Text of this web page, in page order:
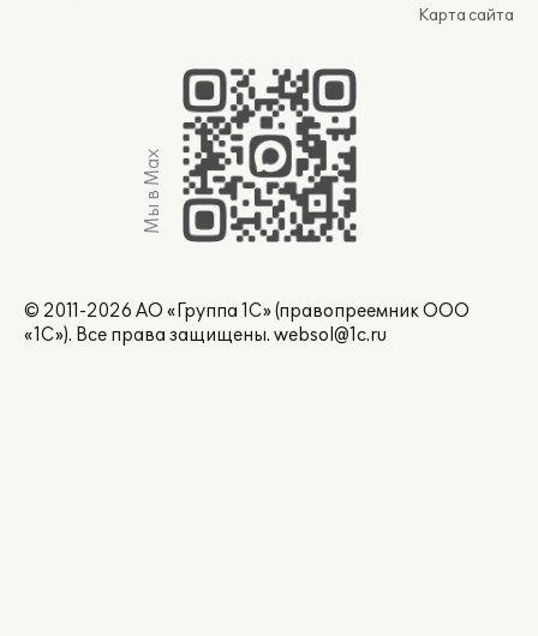
Карта сайта
Мы в Max
© 2011-2026 АО «Группа 1С» (правопреемник ООО
«1С»). Все права защищены. websol@1c.ru